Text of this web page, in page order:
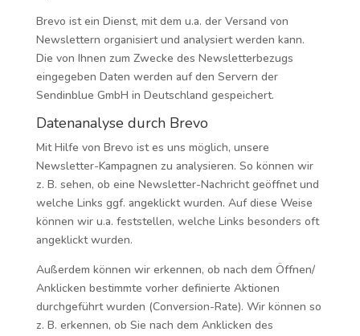
Brevo ist ein Dienst, mit dem u.a. der Versand von
Newslettern organisiert und analysiert werden kann.
Die von Ihnen zum Zwecke des Newsletterbezugs
eingegeben Daten werden auf den Servern der
Sendinblue GmbH in Deutschland gespeichert.
Datenanalyse durch Brevo
Mit Hilfe von Brevo ist es uns möglich, unsere
Newsletter-Kampagnen zu analysieren. So können wir
z. B. sehen, ob eine Newsletter-Nachricht geöffnet und
welche Links ggf. angeklickt wurden. Auf diese Weise
können wir u.a. feststellen, welche Links besonders oft
angeklickt wurden.
Außerdem können wir erkennen, ob nach dem Öffnen/
Anklicken bestimmte vorher definierte Aktionen
durchgeführt wurden (Conversion-Rate). Wir können so
z. B. erkennen, ob Sie nach dem Anklicken des